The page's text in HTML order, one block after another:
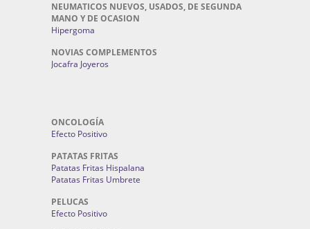
NEUMATICOS NUEVOS, USADOS, DE SEGUNDA
MANO Y DE OCASION
Hipergoma
NOVIAS COMPLEMENTOS
Jocafra Joyeros
ONCOLOGÍA
Efecto Positivo
PATATAS FRITAS
Patatas Fritas Hispalana
Patatas Fritas Umbrete
PELUCAS
Efecto Positivo